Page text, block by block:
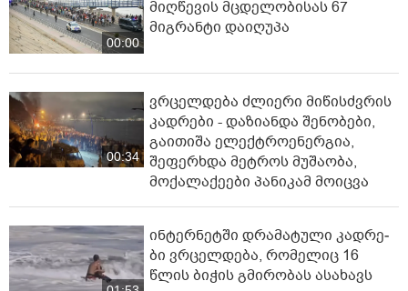
00:00
მიღწევის მცდელობისას 67
მიგრანტი დაიღუპა
00:34
ვრცელდება ძლიერი მიწისძვრის
კადრები - დაზიანდა შენობები,
გაითიშა ელექტროენერგია,
შეფერხდა მეტროს მუშაობა,
მოქალაქეები პანიკამ მოიცვა
ინ­ტერ­ნეტ­ში დრა­მა­ტუ­ლი კად­რე­
ბი ვრცელდება, რომელიც 16
წლის ბიჭის გმირობას ასახავს